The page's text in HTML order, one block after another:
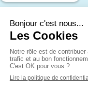
LeSamedide9hà13h
Mentions légales
Plan du site